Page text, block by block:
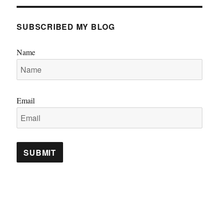
SUBSCRIBED MY BLOG
Name
Email